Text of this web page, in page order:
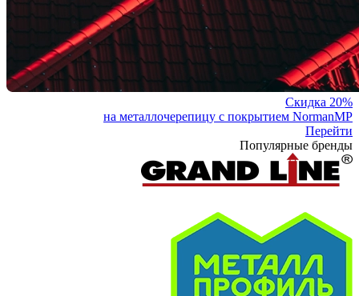
Скидка 20%
на металлочерепицу с покрытием NormanMP
Перейти
Популярные бренды